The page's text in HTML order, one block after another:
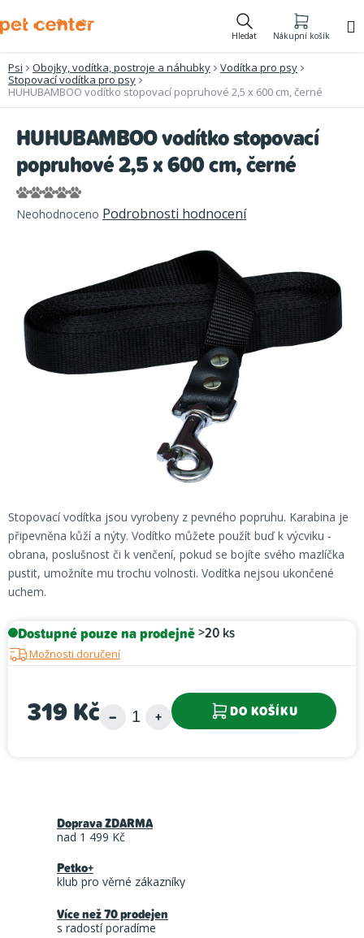
na
Hledat Nákupní košík
Psi Obojky, vodítka, postroje a náhubky
Vodítka pro psy
Stopovací vodítka pro psy
HUHUBAMBOO vodítko stopovací popruhové 2,5 x 600 cm, černé
Stopovací vodítka jsou vyrobeny z pevného popruhu. Karabina je
připevněna kůží a nýty. Vodítko můžete použít buď k výcviku -
obrana, poslušnost či k venčení, pokud se bojíte svého mazlíčka
pustit, umožníte mu trochu volnosti. Vodítka nejsou ukončené
uchem.
Dostupné pouze na prodejně>20 ks
Možnosti doručení
319 Kč DO KOŠÍKU
HUHUBAMBOO vodítko stopovací
popruhové 2,5 x 600 cm, černé
Průměrné
hodnocení
hvězdiček.
Neohodnoceno Podrobnosti hodnocení
Doprava ZDARMA
nad 1 499 Kč
Petko+
klub pro věrné zákazníky
Více než 70 prodejen
s radostí poradíme